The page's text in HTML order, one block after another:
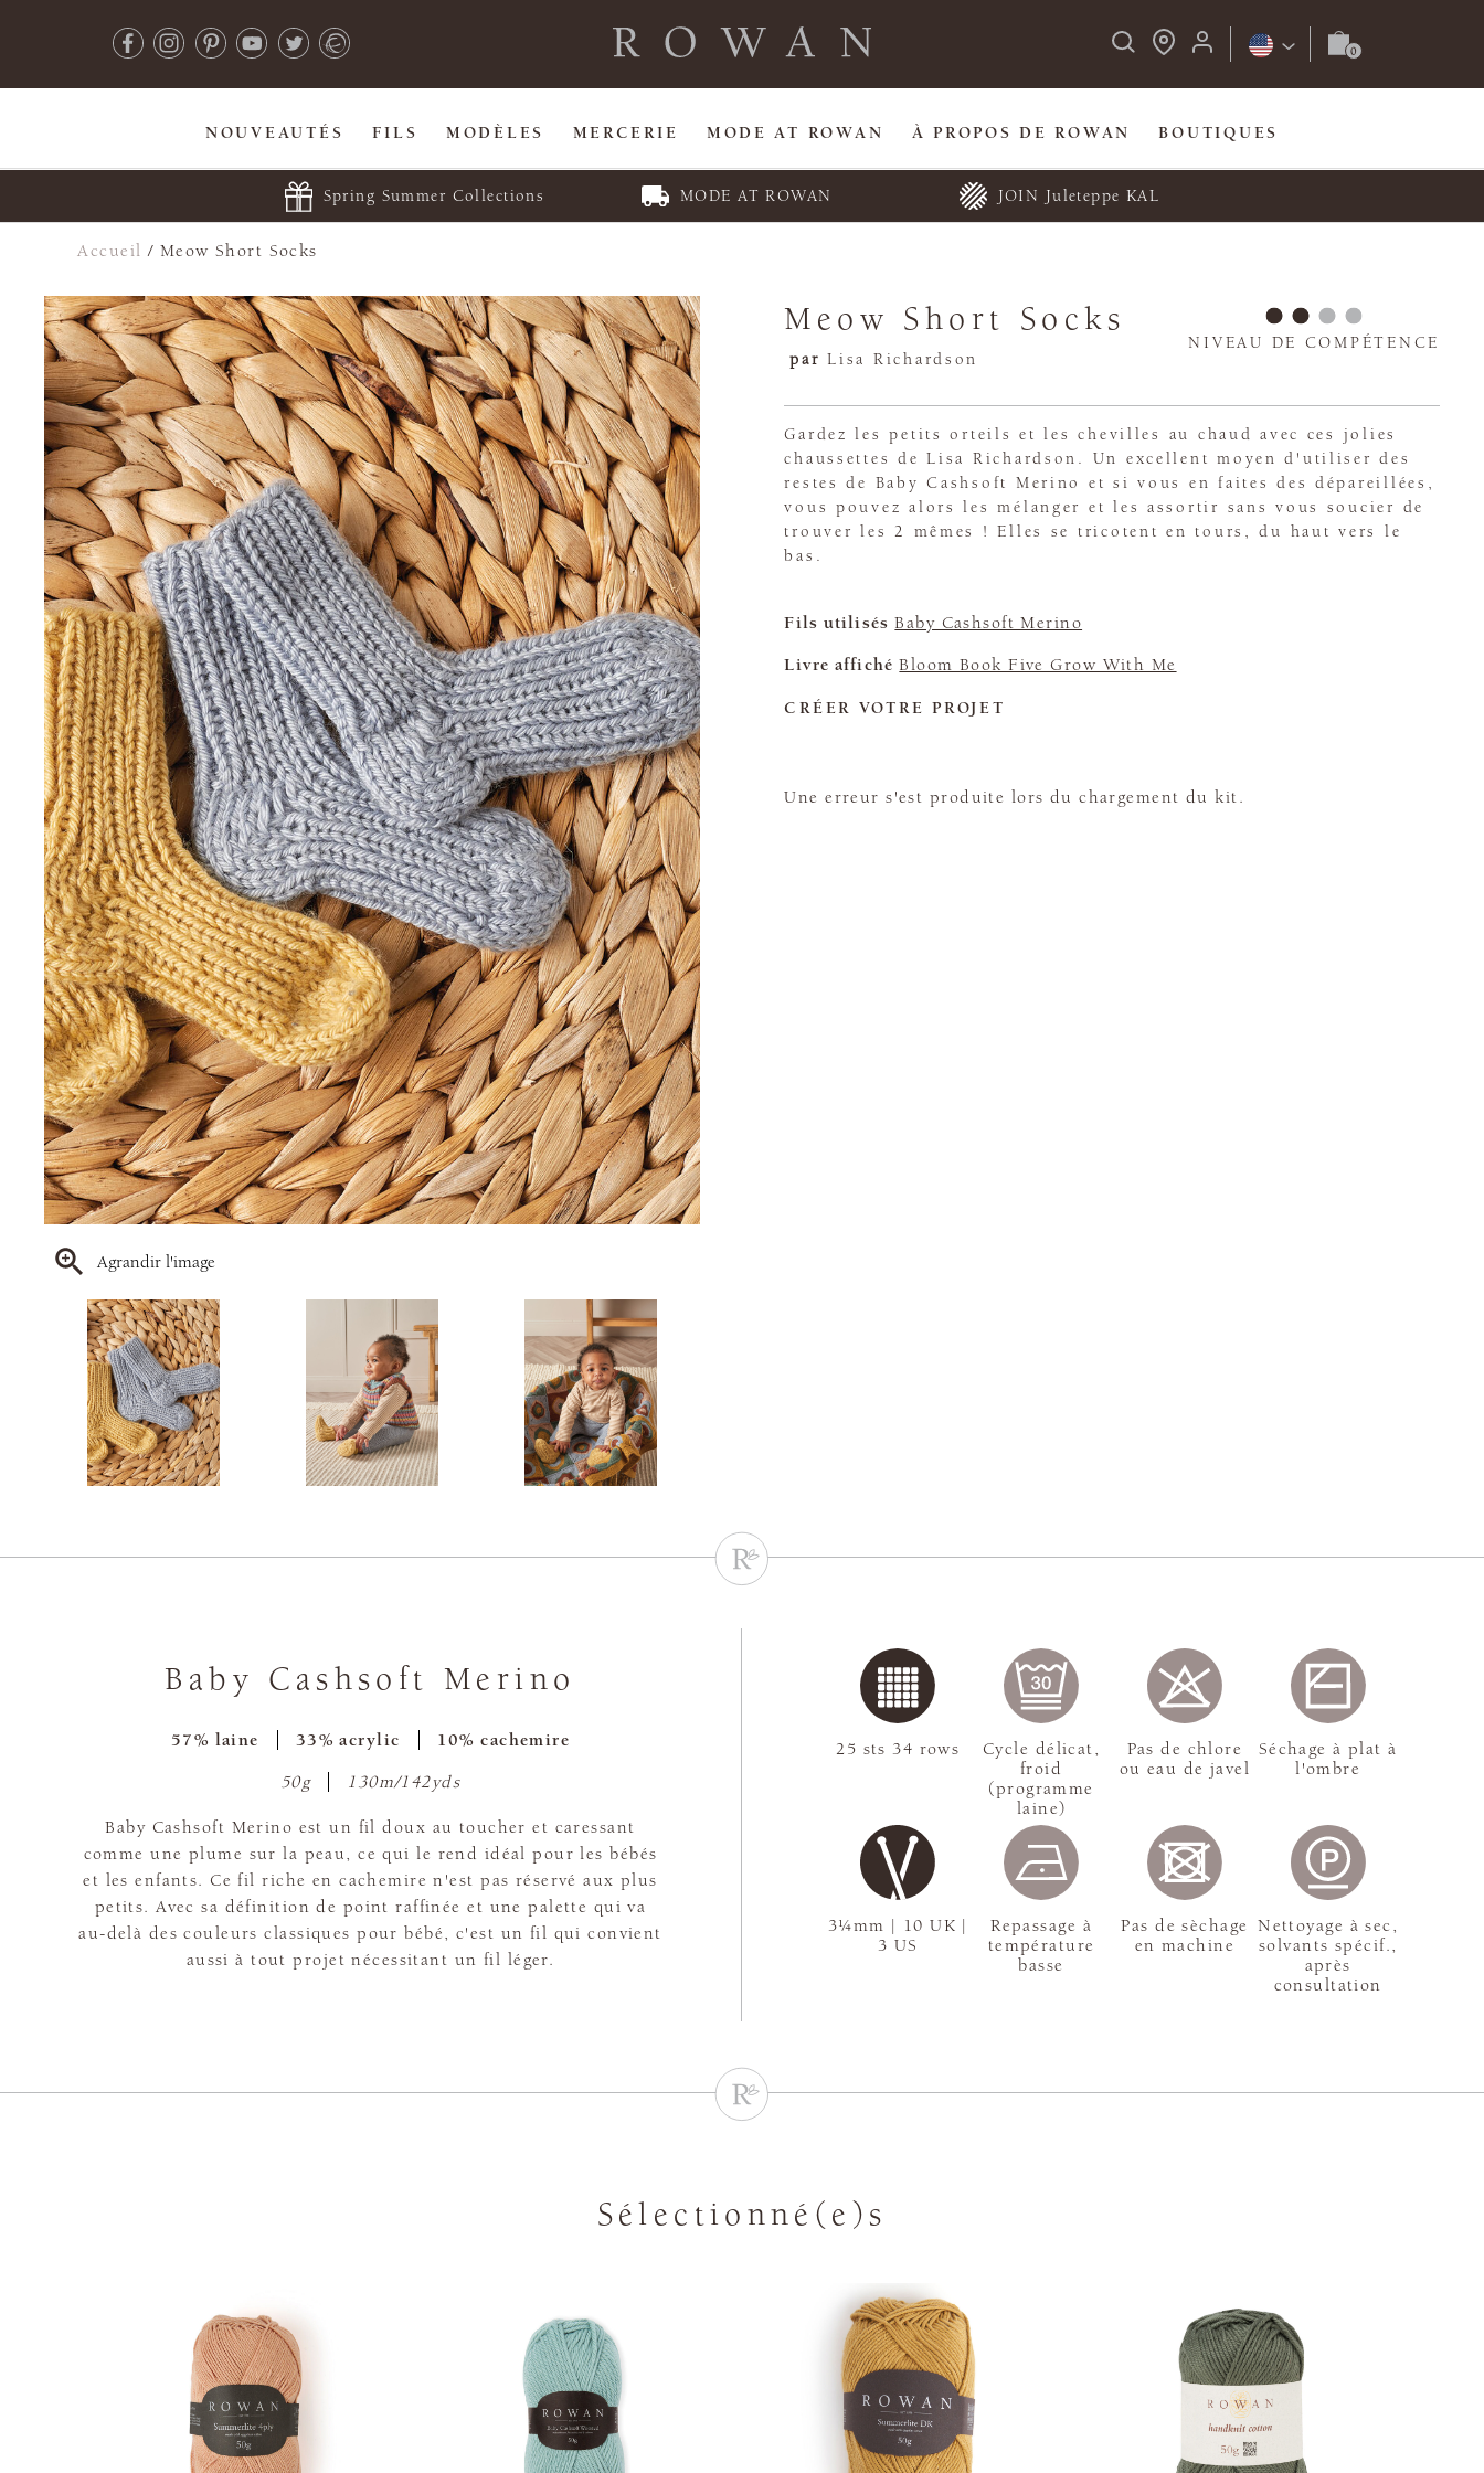
NOUVEAUTÉS FILS MODÈLES MERCERIE MODE AT ROWAN À PROPOS DE ROWAN BOUTIQUES
Spring Summer Collections MODE AT ROWAN JOIN Juleteppe KAL
Accueil / Meow Short Socks
Agrandir l'image
Meow Short Socks
par Lisa Richardson
NIVEAU DE COMPÉTENCE
Gardez les petits orteils et les chevilles au chaud avec ces jolies
chaussettes de Lisa Richardson. Un excellent moyen d'utiliser des
restes de Baby Cashsoft Merino et si vous en faites des dépareillées,
vous pouvez alors les mélanger et les assortir sans vous soucier de
trouver les 2 mêmes ! Elles se tricotent en tours, du haut vers le
bas.
Fils utilisés Baby Cashsoft Merino
Livre affiché Bloom Book Five Grow With Me
CRÉER VOTRE PROJET
Une erreur s'est produite lors du chargement du kit.
Baby Cashsoft Merino
57% laine 33% acrylic 10% cachemire
50g 130m/142yds
Baby Cashsoft Merino est un fil doux au toucher et caressant
comme une plume sur la peau, ce qui le rend idéal pour les bébés
et les enfants. Ce fil riche en cachemire n'est pas réservé aux plus
petits. Avec sa définition de point raffinée et une palette qui va
au-delà des couleurs classiques pour bébé, c'est un fil qui convient
aussi à tout projet nécessitant un fil léger.
3¼mm | 10 UK |
3 US
25 sts 34 rows
Cycle délicat,
froid
(programme
laine)
Pas de chlore
ou eau de javel
Séchage à plat à
l'ombre
Repassage à
température
basse
Pas de sèchage
en machine
Nettoyage à sec,
solvants spécif.,
après
consultation
Sélectionné(e)s